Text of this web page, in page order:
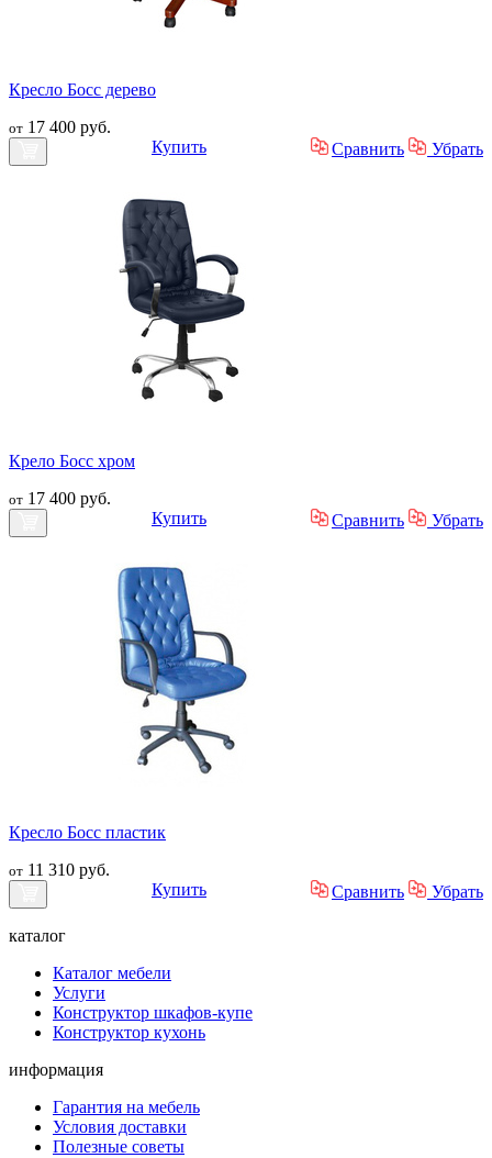
Кресло Босс дерево
от 17 400 руб.
Купить
Сравнить Убрать
Крело Босс хром
от 17 400 руб.
Купить
Сравнить Убрать
Кресло Босс пластик
от 11 310 руб.
Купить
Сравнить Убрать
каталог
Каталог мебели
Услуги
Конструктор шкафов-купе
Конструктор кухонь
информация
Гарантия на мебель
Условия доставки
Полезные советы